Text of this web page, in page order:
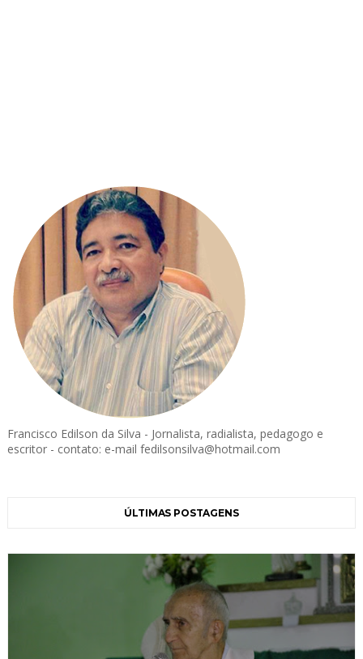
Francisco Edilson da Silva - Jornalista, radialista, pedagogo e
escritor - contato: e-mail fedilsonsilva@hotmail.com
ÚLTIMAS POSTAGENS